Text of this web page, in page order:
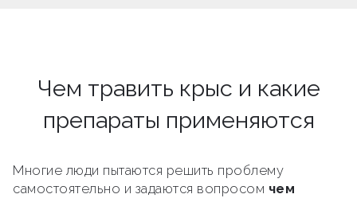
Чем травить крыс и какие
препараты применяются
Многие люди пытаются решить проблему
самостоятельно и задаются вопросом чем